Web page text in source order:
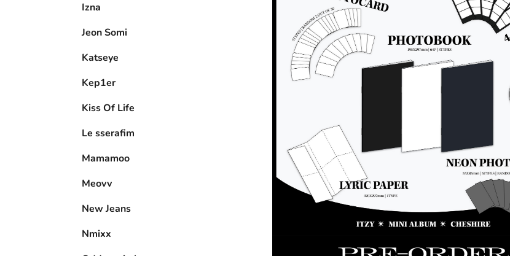
Izna
Jeon Somi
Katseye
Kep1er
Kiss Of Life
Le sserafim
Mamamoo
Meovv
New Jeans
Nmixx